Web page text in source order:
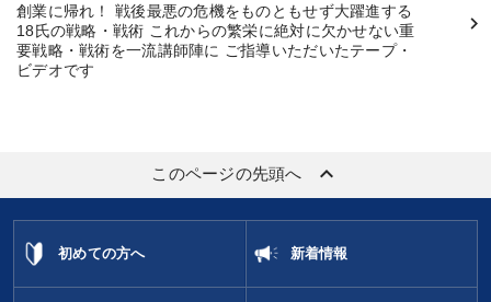
創業に帰れ！ 戦後最悪の危機をものともせず大躍進する
18氏の戦略・戦術 これからの繁栄に絶対に欠かせない重
要戦略・戦術を一流講師陣に ご指導いただいたテープ・
ビデオです
このページの先頭へ keyboard_arrow_up
初めての方へ 新着情報